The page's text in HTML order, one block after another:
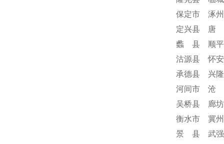
保定市 涿
定兴县 唐
蠡 县 顺
沽源县 怀
承德县 兴
河间市 沧
吴桥县 廊
衡水市 冀
景 县 武强